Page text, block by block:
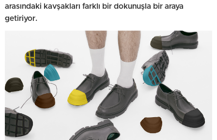
arasındaki kavşakları farklı bir dokunuşla bir araya
getiriyor.